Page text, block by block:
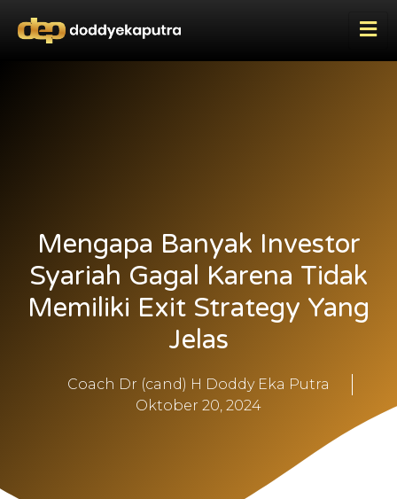
Mengapa Banyak Investor
Syariah Gagal Karena Tidak
Memiliki Exit Strategy Yang
Jelas
Coach Dr (cand) H Doddy Eka Putra
Oktober 20, 2024